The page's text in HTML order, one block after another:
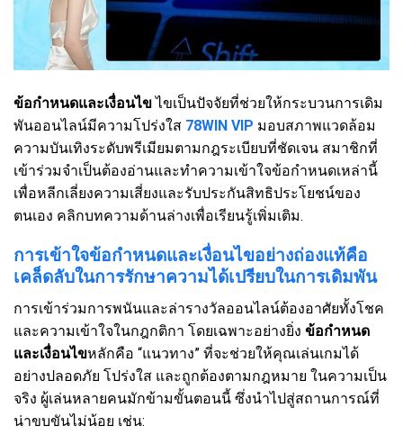
ข้อกำหนดและเงื่อนไขไขเป็นปัจจัยที่ช่วยให้กระบวนการเดิม
พันออนไลน์มีความโปร่งใส 78WIN VIP มอบสภาพแวดล้อม
ความบันเทิงระดับพรีเมียมตามกฎระเบียบที่ชัดเจน สมาชิกที่
เข้าร่วมจำเป็นต้องอ่านและทำความเข้าใจข้อกำหนดเหล่านี้
เพื่อหลีกเลี่ยงความเสี่ยงและรับประกันสิทธิประโยชน์ของ
ตนเอง คลิกบทความด้านล่างเพื่อเรียนรู้เพิ่มเติม.
การเข้าใจข้อกำหนดและเงื่อนไขอย่างถ่องแท้คือ
เคล็ดลับในการรักษาความได้เปรียบในการเดิมพัน
การเข้าร่วมการพนันและล่ารางวัลออนไลน์ต้องอาศัยทั้งโชค
และความเข้าใจในกฎกติกา โดยเฉพาะอย่างยิ่ง ข้อกำหนด
และเงื่อนไขหลักคือ “แนวทาง” ที่จะช่วยให้คุณเล่นเกมได้
อย่างปลอดภัย โปร่งใส และถูกต้องตามกฎหมาย ในความเป็น
จริง ผู้เล่นหลายคนมักข้ามขั้นตอนนี้ ซึ่งนำไปสู่สถานการณ์ที่
น่าขบขันไม่น้อย เช่น: